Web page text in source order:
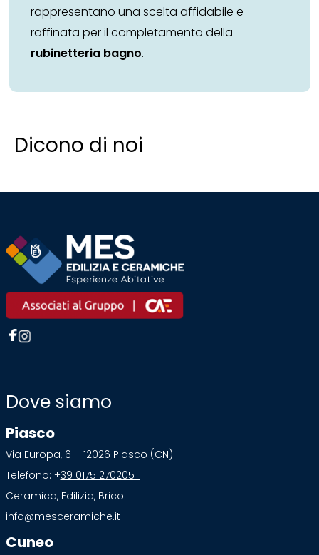
rappresentano una scelta affidabile e
raffinata per il completamento della
rubinetteria bagno.
Dicono di noi
Dove siamo
Piasco
Via Europa, 6 – 12026 Piasco (CN)
Telefono: +39 0175 270205
Ceramica, Edilizia, Brico
info@mesceramiche.it
Cuneo